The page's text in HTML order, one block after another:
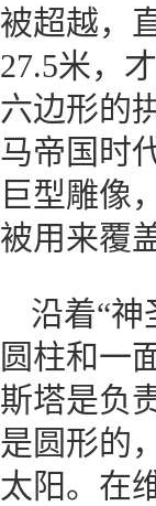
被超越，
27.5米，
六边形的
马帝国时
巨型雕像
被用来覆
沿着“
圆柱和一
斯塔是负
是圆形的
太阳。在